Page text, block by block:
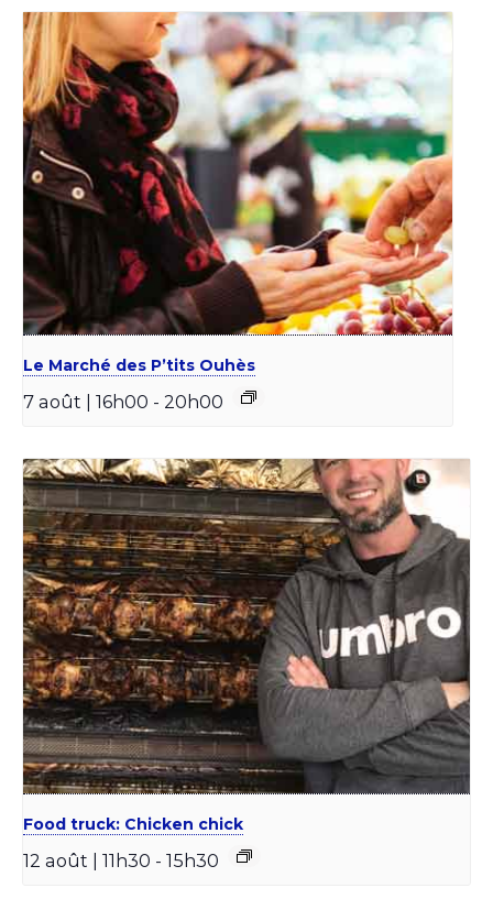
Le Marché des P’tits Ouhès
7 août | 16h00 - 20h00
Food truck: Chicken chick
12 août | 11h30 - 15h30